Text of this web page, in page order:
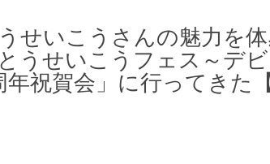
せいこうさんの魅力を体
とうせいこうフェス～デ
年祝賀会」に行ってきた